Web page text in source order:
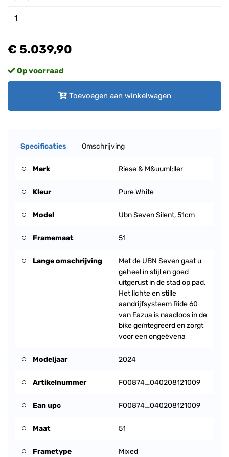
€ 5.039,90
Op voorraad
Toevoegen aan winkelwagen
Specificaties Omschrijving
Merk Riese & M&uuml;ller
Kleur Pure White
Model Ubn Seven Silent, 51cm
Framemaat 51
Lange omschrijving
Met de UBN Seven gaat u
geheel in stijl en goed
uitgerust in de stad op pad.
Het lichte en stille
aandrijfsysteem Ride 60
van Fazua is naadloos in de
bike geïntegreerd en zorgt
voor een ongeëvena
Modeljaar 2024
Artikelnummer F00874_040208121009
Ean upc F00874_040208121009
Maat 51
Frametype Mixed